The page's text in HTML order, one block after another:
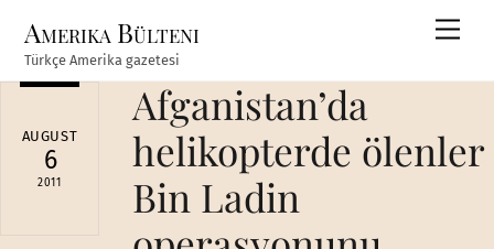
content
Amerika Bülteni
Türkçe Amerika gazetesi
AUGUST
6
2011
Afganistan’da
helikopterde ölenler
Bin Ladin